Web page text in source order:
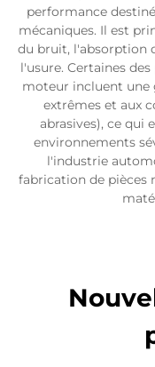
performance
mécaniques. Il est
du bruit, l'absorption
l'usure. Certaines
moteur incluent une
extrêmes et aux
abrasives), ce qui
environnements
l'industrie
fabrication de pièces